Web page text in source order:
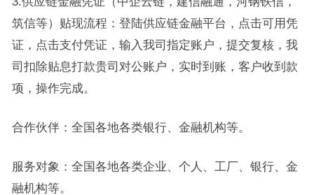
筑信等）贴现流程：登陆供应链金融平台，点击可用凭
证，点击支付凭证，输入我司指定账户，提交复核，我
司扣除贴息打款贵司对公账户，实时到账，客户收到款
项，操作完成。
合作伙伴：全国各地各类银行、金融机构等。
服务对象：全国各地各类企业、个人、工厂、银行、金
融机构等。